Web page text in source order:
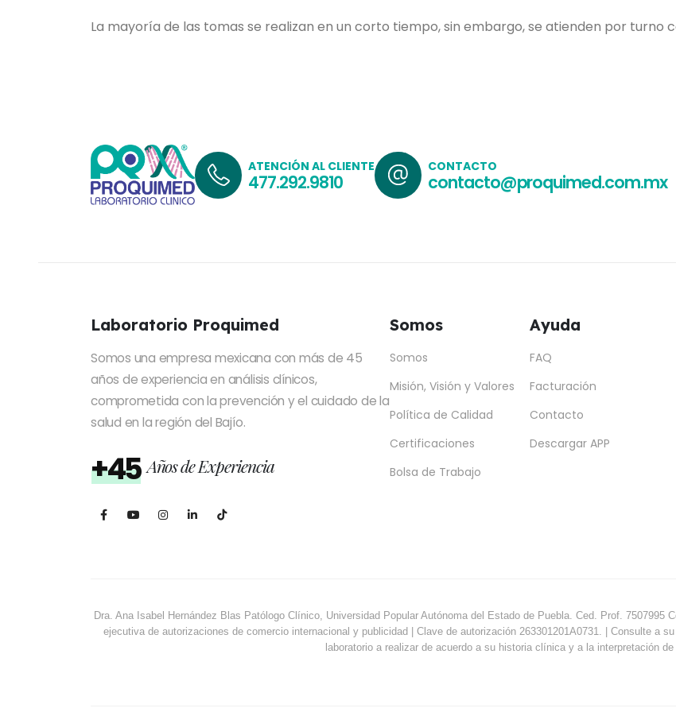
La mayoría de las tomas se realizan en un corto tiempo, sin embargo, se atienden por turno
ATENCIÓN AL CLIENTE
477.292.9810
CONTACTO
contacto@proquimed.com.mx
Laboratorio Proquimed
Somos una empresa mexicana con más de 45
años de experiencia en análisis clínicos,
comprometida con la prevención y el cuidado de la
salud en la región del Bajío.
+45 Años de Experiencia
Somos
Somos
Misión, Visión y Valores
Política de Calidad
Certificaciones
Bolsa de Trabajo
Ayuda
FAQ
Facturación
Contacto
Descargar APP
Dra. Ana Isabel Hernández Blas Patólogo Clínico, Universidad Popular Autónoma del Estado de Puebla. Ced. Prof. 7507995
ejecutiva de autorizaciones de comercio internacional y publicidad | Clave de autorización 263301201A0731. | Consulte a
laboratorio a realizar de acuerdo a su historia clínica y a la interpretación